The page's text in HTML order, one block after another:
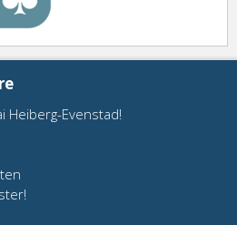
Heiberg-Evenstad!